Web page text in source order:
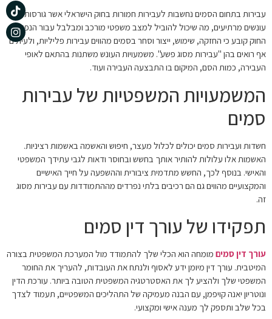
עבירות בתחום הסמים נחשבות לעבירות חמורות בחוק הישראלי אשר גורסות
עונשים מרתיעים, מה שיכול להוביל למצב משפטי מורכב ומבלבל עבור הנפגעים.
החוק קובע כי החזקה, שימוש, ייצור וסחר בסמים מהווים עבירות פליליות, ולעיתים
אף רואים בהן "עבירות מסוג פשע". משמעויות העונש משתנות בהתאם לאופי
העבירה, כמות הסם, המיקום בו התבצעה העבירה ועוד.
המשמעויות המשפטיות של עבירות
סמים
חשדות ועבירות סמים יכולים לכלול מעצר, חיפוש והאשמה באשמות רציניות.
האשמות אלו עלולות להותיר אותך בחשש ובחוסר ודאות לגבי עתידך המשפטי
והאישי. בנוסף לכך, החשש מתדמית ציבורית וההשפעה על חייך האישיים
והמקצועיים מהווים גם הם רכיבים בלתי נפרדים מההתמודדות עם עבירות מסוג
זה.
תפקידו של עורך דין סמים
עורך דין סמים מומחה הוא הכלי שלך להתמודד מול המערכת המשפטית בצורה
המיטבית. עורך דין מיומן ידע לאסוף ולנתח את העובדות, להעריך את החומר
המשפטי שלך ולהציע לך את האסטרטגיה המשפטית הטובה ביותר. עורכת הדין
ונוטריון יאנה קויפמן, עם הבנה מעמיקה של התהליכים המשפטיים, תעמוד לצדך
בכל שלב ותספק לך מענה אישי ומקצועי.